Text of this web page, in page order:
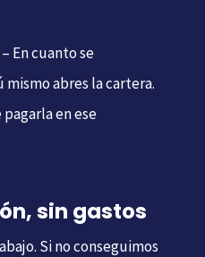
– En cuanto se
abres la cartera.
en ese
sin gastos
Si no conseguimos